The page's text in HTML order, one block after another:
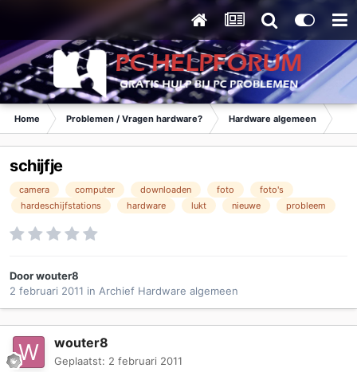
Home Problemen / Vragen hardware? Hardware algemeen
schijfje
camera computer downloaden foto
foto's
hardeschijfstations
hardware lukt nieuwe probleem
Doorwouter8
2 februari 2011 in Archief Hardware algemeen
wouter8
Geplaatst: 2 februari 2011